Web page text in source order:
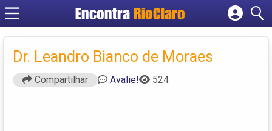
Encontra RioClaro
Cadastrar empresa
Criar conta
Dr. Leandro Bianco de Moraes
Compartilhar Avalie! 524